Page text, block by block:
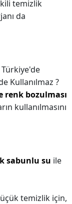
temizlik
da
Türkiye'de
Kullanılmaz ?
renk bozulması
kullanılmasını
sabunlu su ile
temizlik için,